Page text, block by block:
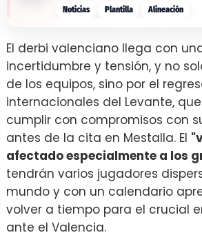
Noticias Plantilla Alineación
El derbi valenciano llega con
incertidumbre y tensión, y no
de los equipos, sino por el
internacionales del Levante,
cumplir con compromisos con
antes de la cita en Mestalla. El
afectado especialmente a los
tendrán varios jugadores
mundo y con un calendario
volver a tiempo para el crucial
ante el Valencia.